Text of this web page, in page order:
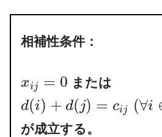
相補性条件：
xij = 0 または
d(i) + d(j) = cij (∀i
が成立する。